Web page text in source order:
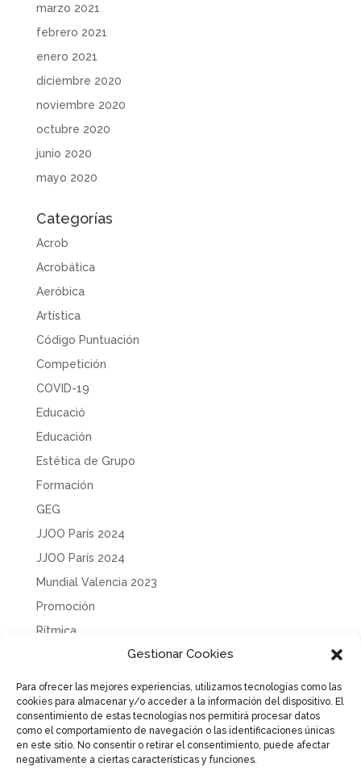
Gestionar Cookies
Para ofrecer las mejores experiencias, utilizamos tecnologías como las
cookies para almacenar y/o acceder a la información del dispositivo. El
consentimiento de estas tecnologías nos permitirá procesar datos
como el comportamiento de navegación o las identificaciones únicas
en este sitio. No consentir o retirar el consentimiento, puede afectar
negativamente a ciertas características y funciones.
marzo 2021
febrero 2021
enero 2021
diciembre 2020
noviembre 2020
octubre 2020
junio 2020
mayo 2020
Categorías
Acrob
Acrobática
Aeróbica
Artística
Código Puntuación
Competición
COVID-19
Educació
Educación
Estética de Grupo
Formación
GEG
JJOO París 2024
JJOO París 2024
Mundial Valencia 2023
Promoción
Rítmica
Tecnificación
Uncategorized